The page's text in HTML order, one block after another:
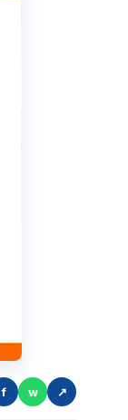
f w ↗